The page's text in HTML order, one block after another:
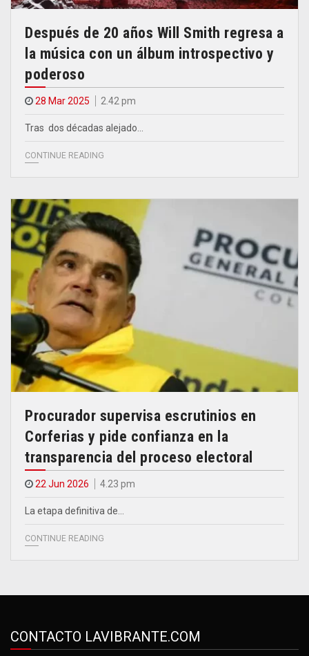
Después de 20 años Will Smith regresa a
la música con un álbum introspectivo y
poderoso
28 Mar 2025 2.42 pm
Tras dos décadas alejado…
CONTINUE READING
Procurador supervisa escrutinios en
Corferias y pide confianza en la
transparencia del proceso electoral
22 Jun 2026 4.23 pm
La etapa definitiva de…
CONTINUE READING
CONTACTO LAVIBRANTE.COM